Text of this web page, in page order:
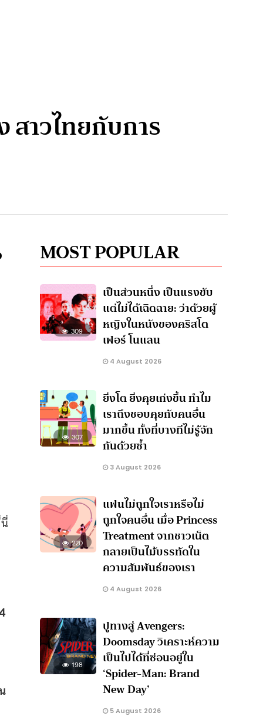
สาวไทยกับการ
MOST POPULAR
309
เป็นส่วนหนึ่ง เป็นแรงขับ
แต่ไม่ได้เฉิดฉาย: ว่าด้วยผู้
หญิงในหนังของคริสโต
เฟอร์ โนแลน
4 August 2026
307
ยิ่งโต ยิ่งคุยเก่งขึ้น ทำไม
เราถึงชอบคุยกับคนอื่น
มากขึ้น ทั้งที่บางทีไม่รู้จัก
กันด้วยซ้ำ
3 August 2026
220
แฟนไม่ถูกใจเราหรือไม่
ถูกใจคนอื่น เมื่อ Princess
Treatment จากชาวเน็ต
กลายเป็นไม้บรรทัดใน
ความสัมพันธ์ของเรา
4 August 2026
198
ปูทางสู่ Avengers:
Doomsday วิเคราะห์ความ
เป็นไปได้ที่ซ่อนอยู่ใน
‘Spider-Man: Brand
New Day’
5 August 2026